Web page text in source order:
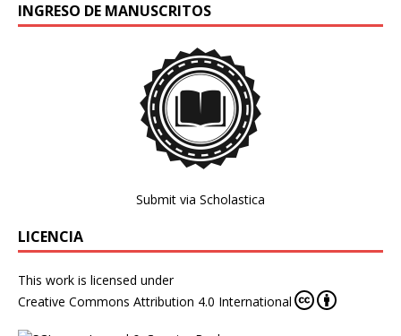
INGRESO DE MANUSCRITOS
Submit via Scholastica
LICENCIA
This work is licensed under
Creative Commons Attribution 4.0 International